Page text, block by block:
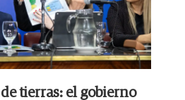
tierras: el gobierno